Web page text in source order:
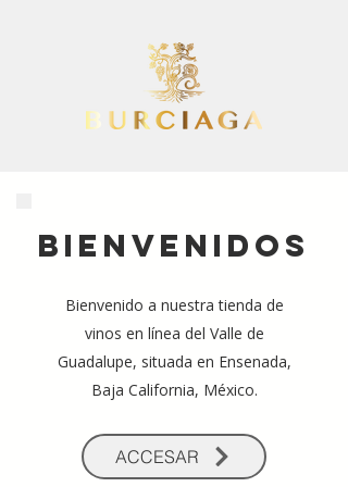
BIENVENIDOS
Bienvenido a nuestra tienda de
vinos en línea del Valle de
Guadalupe, situada en Ensenada,
Baja California, México.
ACCESAR